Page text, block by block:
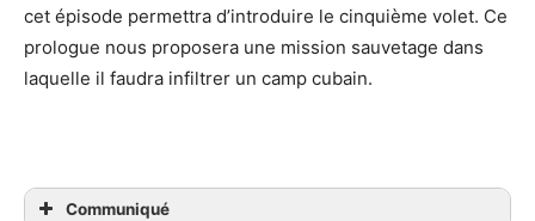
cet épisode permettra d’introduire le cinquième volet. Ce
prologue nous proposera une mission sauvetage dans
laquelle il faudra infiltrer un camp cubain.
Communiqué